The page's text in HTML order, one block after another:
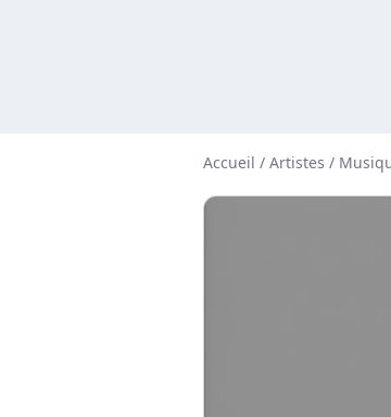
Accueil / Artistes /